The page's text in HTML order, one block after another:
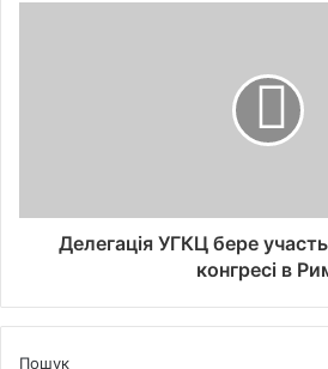
Делегація УГКЦ бере
конгресі в
Пошук